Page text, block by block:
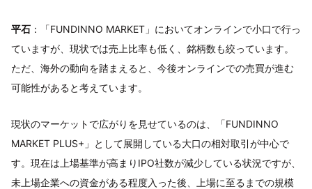
平石 ：「FUNDINNO MARKET」においてオンラインで小口で行っ
ていますが、現状では売上比率も低く、銘柄数も絞っています。
ただ、海外の動向を踏まえると、今後オンラインでの売買が進む
可能性があると考えています。
現状のマーケットで広がりを見せているのは、「FUNDINNO
MARKET PLUS+」として展開している大口の相対取引が中心で
す。現在は上場基準が高まりIPO社数が減少している状況ですが、
未上場企業への資金がある程度入った後、上場に至るまでの規模